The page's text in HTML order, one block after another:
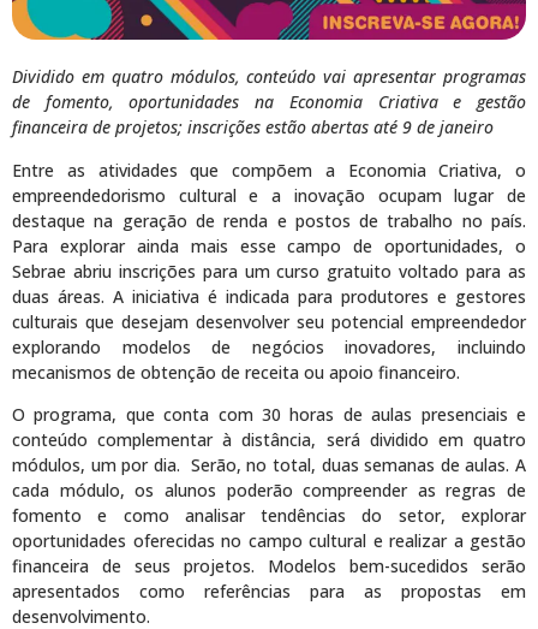
Dividido em quatro módulos, conteúdo vai apresentar programas
de fomento, oportunidades na Economia Criativa e gestão
financeira de projetos; inscrições estão abertas até 9 de janeiro
Entre as atividades que compõem a Economia Criativa, o
empreendedorismo cultural e a inovação ocupam lugar de
destaque na geração de renda e postos de trabalho no país.
Para explorar ainda mais esse campo de oportunidades, o
Sebrae abriu inscrições para um curso gratuito voltado para as
duas áreas. A iniciativa é indicada para produtores e gestores
culturais que desejam desenvolver seu potencial empreendedor
explorando modelos de negócios inovadores, incluindo
mecanismos de obtenção de receita ou apoio financeiro.
O programa, que conta com 30 horas de aulas presenciais e
conteúdo complementar à distância, será dividido em quatro
módulos, um por dia. Serão, no total, duas semanas de aulas. A
cada módulo, os alunos poderão compreender as regras de
fomento e como analisar tendências do setor, explorar
oportunidades oferecidas no campo cultural e realizar a gestão
financeira de seus projetos. Modelos bem-sucedidos serão
apresentados como referências para as propostas em
desenvolvimento.